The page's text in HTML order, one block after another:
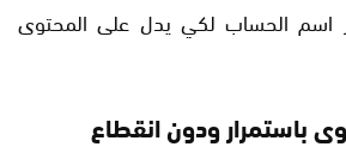
اسم الحساب لكي يدل على المحتوى
باستمرار ودون انقطاع